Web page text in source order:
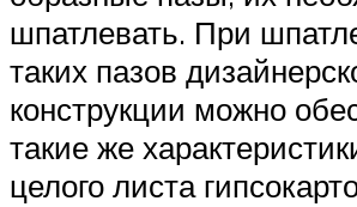
шпатлевать. При
таких пазов
конструкции можно
такие же
целого листа